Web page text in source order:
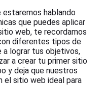
hablando
que puedes aplicar
web, te recordamos
diferentes tipos de
a lograr tus objetivos,
a crear tu primer sitio
y deja que nuestros
el sitio web ideal para